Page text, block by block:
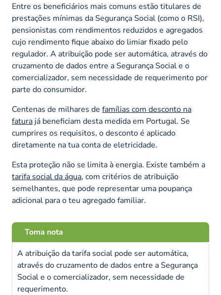
Entre os beneficiários mais comuns estão titulares de
prestações mínimas da Segurança Social (como o RSI),
pensionistas com rendimentos reduzidos e agregados
cujo rendimento fique abaixo do limiar fixado pelo
regulador. A atribuição pode ser automática, através do
cruzamento de dados entre a Segurança Social e o
comercializador, sem necessidade de requerimento por
parte do consumidor.
Centenas de milhares de famílias com desconto na
fatura já beneficiam desta medida em Portugal. Se
cumprires os requisitos, o desconto é aplicado
diretamente na tua conta de eletricidade.
Esta proteção não se limita à energia. Existe também a
tarifa social da água, com critérios de atribuição
semelhantes, que pode representar uma poupança
adicional para o teu agregado familiar.
Toma nota
A atribuição da tarifa social pode ser automática,
através do cruzamento de dados entre a Segurança
Social e o comercializador, sem necessidade de
requerimento.